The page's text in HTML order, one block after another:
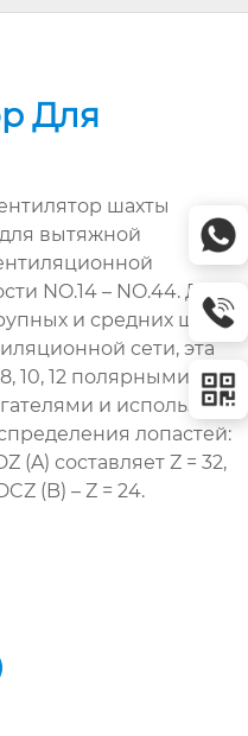
Для
шахты
вытяжной
NO.14 – NO.44. Для
и средних шахт
сети, эта
10, 12 полярными
и использует
лопастей:
(A) составляет Z = 32,
(B) – Z = 24.